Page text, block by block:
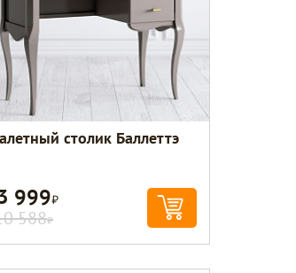
столик Баллеттэ
999Р
588Р